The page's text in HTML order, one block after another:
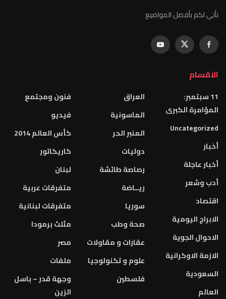
نأتي لكم بأفضل المواضيع
الاقسام
11 سبتمبر:
المؤامرة الكبرى
Uncategorized
أخبار
أخبار عاجلة
أدب وشعر
اقتصاد
الابراج اليومية
الاحوال الجوية
الازمة الاوكرانية
السعودية
العالم
العراق
الماسونية
المنبر الحر
دوليات
رصاصة طائشة
ريــاضة
سوريا
صحة وطب
عقارات و مقاولات
علوم و تكنولوجيا
فلسطين
فنون ومجتمع
فيديو
كأس العالم 2014
كاريكاتور
لبنان
متفرقات عربية
متفرقات لبنانية
مثلث برمودا
مصر
ملفات
وجهة قدر – باسل
الزين